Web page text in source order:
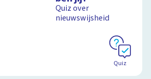
Quiz over
nieuwswijsheid
Quiz